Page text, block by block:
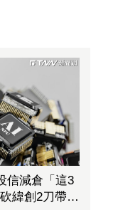
信減倉「這3
緯創2刀帶走